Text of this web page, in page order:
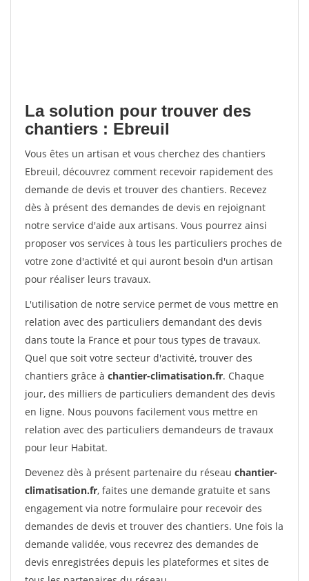
La solution pour trouver des
chantiers : Ebreuil
Vous êtes un artisan et vous cherchez des chantiers
Ebreuil, découvrez comment recevoir rapidement des
demande de devis et trouver des chantiers. Recevez
dès à présent des demandes de devis en rejoignant
notre service d'aide aux artisans. Vous pourrez ainsi
proposer vos services à tous les particuliers proches de
votre zone d'activité et qui auront besoin d'un artisan
pour réaliser leurs travaux.
L'utilisation de notre service permet de vous mettre en
relation avec des particuliers demandant des devis
dans toute la France et pour tous types de travaux.
Quel que soit votre secteur d'activité, trouver des
chantiers grâce à chantier-climatisation.fr. Chaque
jour, des milliers de particuliers demandent des devis
en ligne. Nous pouvons facilement vous mettre en
relation avec des particuliers demandeurs de travaux
pour leur Habitat.
Devenez dès à présent partenaire du réseau chantier-
climatisation.fr, faites une demande gratuite et sans
engagement via notre formulaire pour recevoir des
demandes de devis et trouver des chantiers. Une fois la
demande validée, vous recevrez des demandes de
devis enregistrées depuis les plateformes et sites de